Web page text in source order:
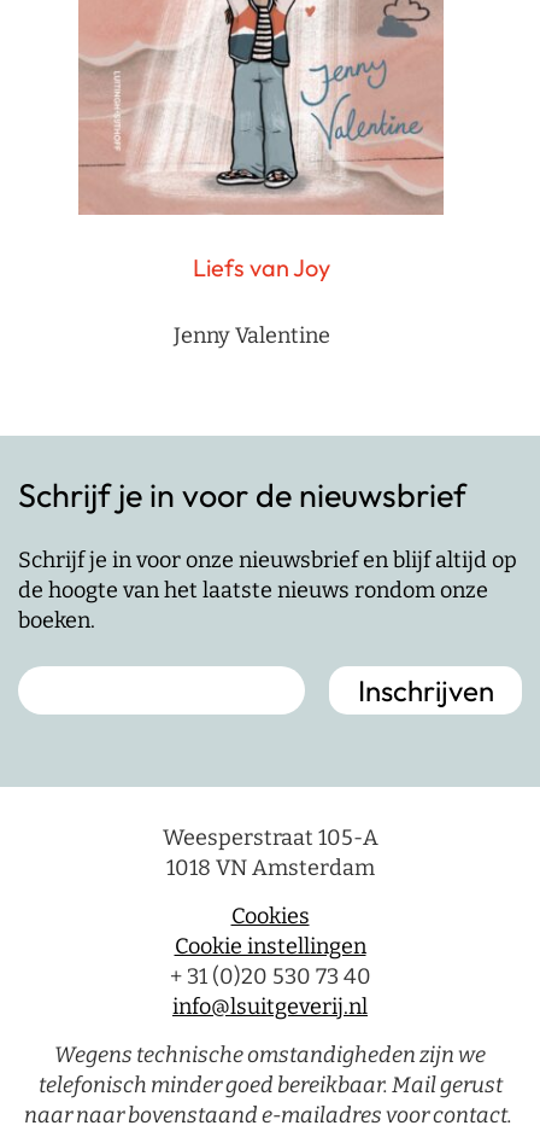
Liefs van Joy
Jenny Valentine
Schrijf je in voor de nieuwsbrief
Schrijf je in voor onze nieuwsbrief en blijf altijd op
de hoogte van het laatste nieuws rondom onze
boeken.
Weesperstraat 105-A
1018 VN Amsterdam
Cookies
Cookie instellingen
+ 31 (0)20 530 73 40
info@lsuitgeverij.nl
Wegens technische omstandigheden zijn we
telefonisch minder goed bereikbaar. Mail gerust
naar naar bovenstaand e-mailadres voor contact.